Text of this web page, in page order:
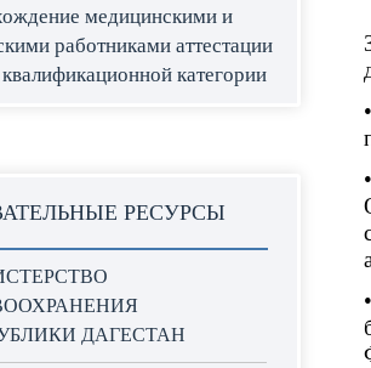
медицинскими и
работниками аттестации
категории
РЕСУРСЫ
ДАГЕСТАН